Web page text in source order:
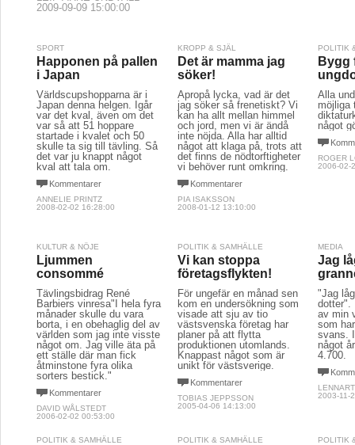
2009-09-09 15:00:00
SPORT
Happonen på pallen
i Japan
Världscupshopparna är i
Japan denna helgen. Igår
var det kval, även om det
var så att 51 hoppare
startade i kvalet och 50
skulle ta sig till tävling. Så
det var ju knappt något
kval att tala om.
Kommentarer
ANNELIE PRINTZ
2008-02-02 16:28:00
KROPP & SJÄL
Det är mamma jag
söker!
Apropå lycka, vad är det
jag söker så frenetiskt? Vi
kan ha allt mellan himmel
och jord, men vi är ändå
inte nöjda. Alla har alltid
något att klaga på, trots att
det finns de nödtorftigheter
vi behöver runt omkring.
Kommentarer
PIA ISAKSSON
2008-01-12 13:10:00
POLITIK
Bygg
Alla
möjliga
något
ROGER
2006-02-
KULTUR & NÖJE
Ljummen
consommé
Tävlingsbidrag René
Barbiers vinresa"I hela fyra
månader skulle du vara
borta, i en obehaglig del av
världen som jag inte visste
något om. Jag ville äta på
ett ställe där man fick
åtminstone fyra olika
sorters bestick."
Kommentarer
DAVID WÅLSTEDT
2006-02-02 00:53:00
POLITIK & SAMHÄLLE
Vi kan stoppa
företagsflykten!
För ungefär en månad sen
kom en undersökning som
visade att sju av tio
västsvenska företag har
planer på att flytta
produktionen utomlands.
Knappast något som är
unikt för västsverige.
Kommentarer
TOBIAS JEPPSSON
2005-04-06 14:13:00
MEDIA
Jag
"Jag
dotter".
av min
som
svans.
något
4.700.
2003-11-
POLITIK & SAMHÄLLE POLITIK & SAMHÄLLE POLITIK